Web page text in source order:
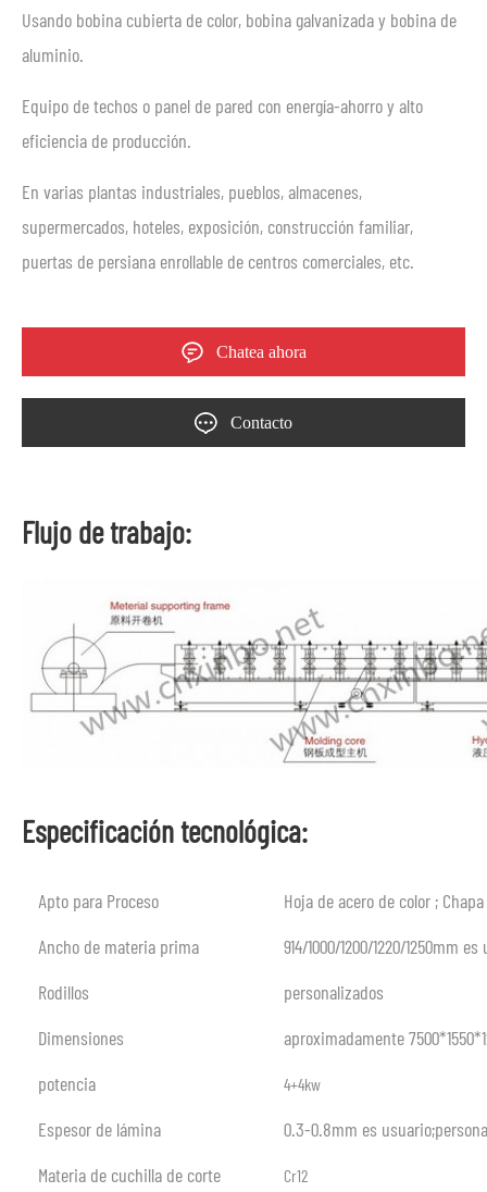
Usando bobina cubierta de color, bobina galvanizada y bobina de
aluminio.
Equipo de techos o panel de pared con energía-ahorro y alto
eficiencia de producción.
En varias plantas industriales, pueblos, almacenes,
supermercados, hoteles, exposición, construcción familiar,
puertas de persiana enrollable de centros comerciales, etc.
Chatea ahora
Contacto
Flujo de trabajo:
Especificación tecnológica:
Apto para Proceso
Hoja de acero de color ;
Ancho de materia prima
914/1000/1200/1220/1250mm
Rodillos
personalizados
Dimensiones
aproximadamente
potencia
4+4kw
Espesor de lámina
0.3-0.8mm es
Materia de cuchilla de corte
Cr12